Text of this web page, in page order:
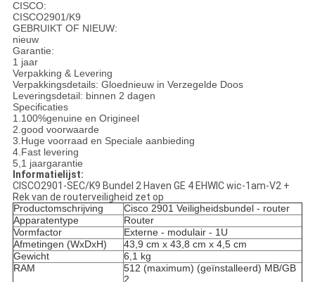
CISCO:
CISCO2901/K9
GEBRUIKT OF NIEUW:
nieuw
Garantie:
1 jaar
Verpakking & Levering
Verpakkingsdetails: Gloednieuw in Verzegelde Doos
Leveringsdetail: binnen 2 dagen
Specificaties
1.100%genuine en Origineel
2.good voorwaarde
3.Huge voorraad en Speciale aanbieding
4.Fast levering
5,1 jaargarantie
Informatielijst:
CISCO2901-SEC/K9 Bundel 2 Haven GE 4 EHWIC wic-1am-V2 +
Rek van de routerveiligheid zet op
Productomschrijving
Cisco 2901 Veiligheidsbundel - router
Apparatentype
Router
Vormfactor
Externe - modulair - 1U
Afmetingen (WxDxH)
43,9 cm x 43,8 cm x 4,5 cm
Gewicht
6,1 kg
RAM
512 (maximum) (geïnstalleerd) MB/GB
2